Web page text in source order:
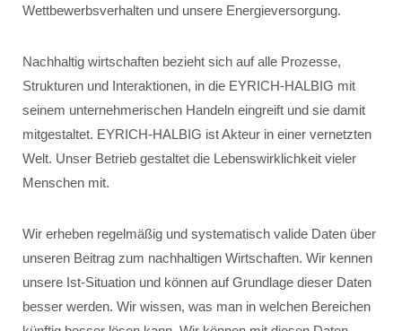
Wettbewerbsverhalten und unsere Energieversorgung.
Nachhaltig wirtschaften bezieht sich auf alle Prozesse,
Strukturen und Interaktionen, in die EYRICH-HALBIG mit
seinem unternehmerischen Handeln eingreift und sie damit
mitgestaltet. EYRICH-HALBIG ist Akteur in einer vernetzten
Welt. Unser Betrieb gestaltet die Lebenswirklichkeit vieler
Menschen mit.
Wir erheben regelmäßig und systematisch valide Daten über
unseren Beitrag zum nachhaltigen Wirtschaften. Wir kennen
unsere Ist-Situation und können auf Grundlage dieser Daten
besser werden. Wir wissen, was man in welchen Bereichen